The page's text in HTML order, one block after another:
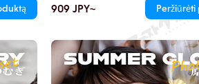
juosmens raišteliu ir, nedrąsiai
audinį. Kitą akimirką atsivėrė vaizdas į
909 JPY~